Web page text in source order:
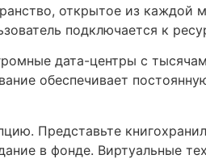
открытое из
подключается к
дата-центры с
обеспечивает
Представьте
в фонде. Виртуальные